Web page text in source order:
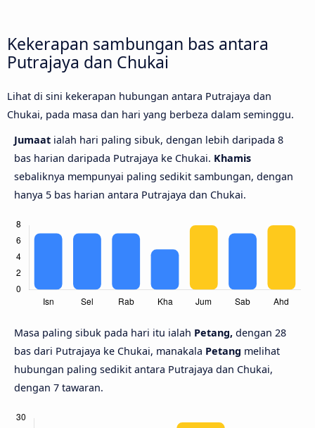
Kekerapan sambungan bas antara
Putrajaya dan Chukai
Lihat di sini kekerapan hubungan antara Putrajaya dan
Chukai, pada masa dan hari yang berbeza dalam seminggu.
Jumaat ialah hari paling sibuk, dengan lebih daripada 8
bas harian daripada Putrajaya ke Chukai. Khamis
sebaliknya mempunyai paling sedikit sambungan, dengan
hanya 5 bas harian antara Putrajaya dan Chukai.
Masa paling sibuk pada hari itu ialah Petang, dengan 28
bas dari Putrajaya ke Chukai, manakala Petang melihat
hubungan paling sedikit antara Putrajaya dan Chukai,
dengan 7 tawaran.